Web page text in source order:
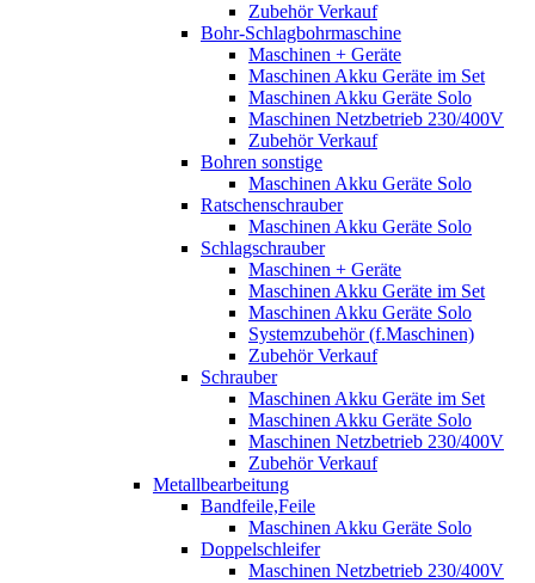
Zubehör Verkauf
Bohr-Schlagbohrmaschine
Maschinen + Geräte
Maschinen Akku Geräte im Set
Maschinen Akku Geräte Solo
Maschinen Netzbetrieb 230/400V
Zubehör Verkauf
Bohren sonstige
Maschinen Akku Geräte Solo
Ratschenschrauber
Maschinen Akku Geräte Solo
Schlagschrauber
Maschinen + Geräte
Maschinen Akku Geräte im Set
Maschinen Akku Geräte Solo
Systemzubehör (f.Maschinen)
Zubehör Verkauf
Schrauber
Maschinen Akku Geräte im Set
Maschinen Akku Geräte Solo
Maschinen Netzbetrieb 230/400V
Zubehör Verkauf
Metallbearbeitung
Bandfeile,Feile
Maschinen Akku Geräte Solo
Doppelschleifer
Maschinen Netzbetrieb 230/400V